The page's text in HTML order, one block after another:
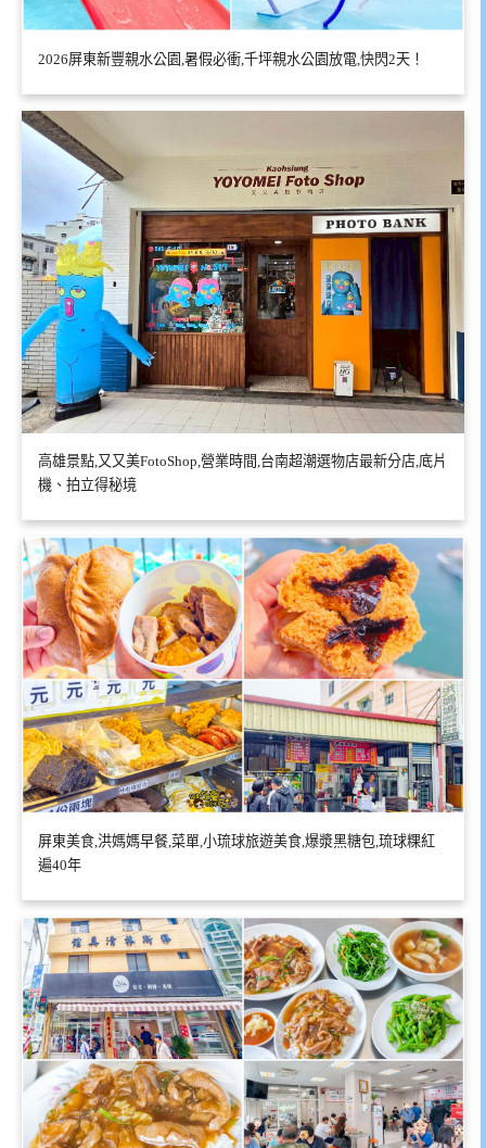
2026屏東新豐親水公園,暑假必衝,千坪親水公園放電,快閃2天！
高雄景點,又又美FotoShop,營業時間,台南超潮選物店最新分店,底片
機、拍立得秘境
屏東美食,洪媽媽早餐,菜單,小琉球旅遊美食,爆漿黑糖包,琉球粿紅
遍40年